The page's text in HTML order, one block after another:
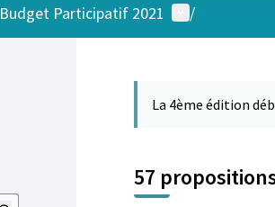
Budget Participatif 2021 Menu utilisateur
/
La 4ème édition
57